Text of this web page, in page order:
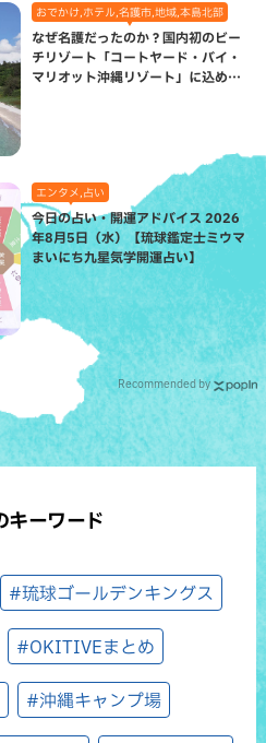
おでかけ,ホテル,名護市,地域,本島北部
なぜ名護だったのか？国内初のビー
チリゾート「コートヤード・バイ・
マリオット沖縄リゾート」に込めら
エンタメ,占い
今日の占い・開運アドバイス 2026
年8月5日（水）【琉球鑑定士ミウマ
まいにち九星気学開運占い】
Recommended by
キーワード
#琉球ゴールデンキングス
#OKITIVEまとめ
#沖縄キャンプ場